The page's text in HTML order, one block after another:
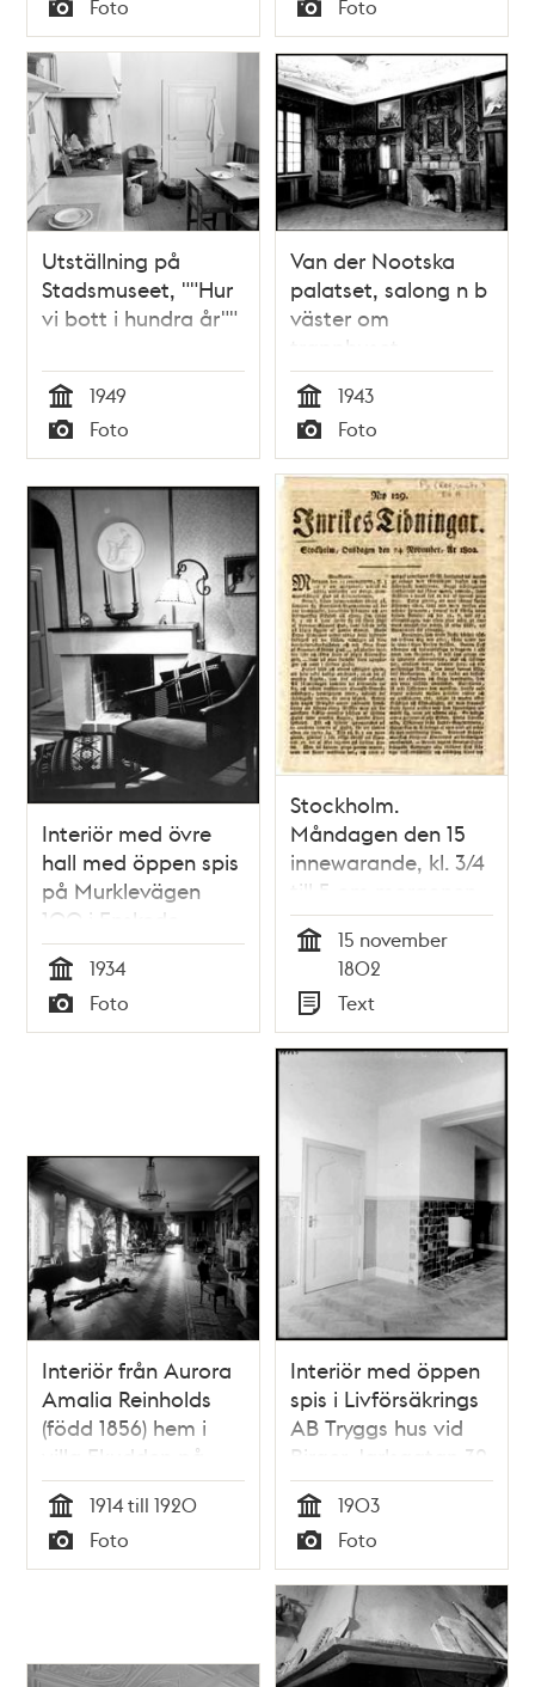
Typ
Foto
Typ
Foto
Utställning på
Stadsmuseet, ""Hur
vi bott i hundra år""
Tid
1949
Typ
Foto
Van der Nootska
palatset, salong n b
väster om
trapphuset
Tid
1943
Typ
Foto
Interiör med övre
hall med öppen spis
på Murklevägen
100 i Enskede
småstugeområde
Tid
1934
Typ
Foto
Stockholm.
Måndagen den 15
innewarande, kl. 3/4
till 5 om morgonen,
utbrast en häftig
eldswåda uti Kongl.
Kammar-rättens hus
på Riddarholmen...
15 november
1802
Typ
Text
Interiör från Aurora
Amalia Reinholds
(född 1856) hem i
villa Ekudden på
Djurgården där hon
bodde 1914 till 1920.
Tid
1914 till 1920
Typ
Foto
Interiör med öppen
spis i Livförsäkrings
AB Tryggs hus vid
Birger Jarlsgatan 32
Tid
1903
Typ
Foto